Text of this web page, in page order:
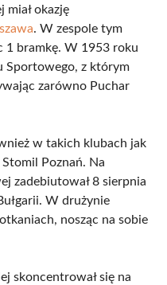
miał okazję
. W zespole tym
1 bramkę. W 1953 roku
Sportowego, z którym
zarówno Puchar
w takich klubach jak
Poznań. Na
zadebiutował 8 sierpnia
W drużynie
nosząc na sobie
skoncentrował się na